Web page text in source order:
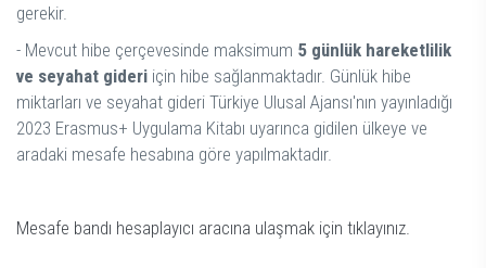
gerekir.
- Mevcut hibe çerçevesinde maksimum 5 günlük hareketlilik
ve seyahat gideri için hibe sağlanmaktadır. Günlük hibe
miktarları ve seyahat gideri Türkiye Ulusal Ajansı'nın yayınladığı
2023 Erasmus+ Uygulama Kitabı uyarınca gidilen ülkeye ve
aradaki mesafe hesabına göre yapılmaktadır.
Mesafe bandı hesaplayıcı aracına ulaşmak için tıklayınız.